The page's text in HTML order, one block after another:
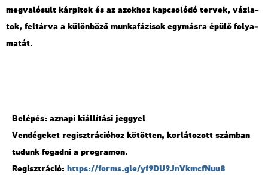
meg­va­ló­sult kár­pi­tok és az azok­hoz kap­cso­ló­dó ter­vek, váz­la­
tok, fel­tár­va a kü­lön­bö­ző mun­ka­fá­zi­sok egy­más­ra épülő fo­lya­
ma­tát.
Be­lé­pés: az­na­pi ki­ál­lí­tá­si jeggyel
Ven­dé­ge­ket re­giszt­rá­ci­ó­hoz kö­töt­ten, kor­lá­to­zott szám­ban
tu­dunk fo­gad­ni a prog­ra­mon.
Re­giszt­rá­ció: https://​forms.​gle/​yf9​DU9J​nVkm​cfNu​u8